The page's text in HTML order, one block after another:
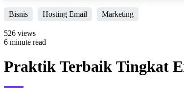
Bisnis Hosting Email Marketing
526 views
6 minute read
Praktik Terbaik Tingkat